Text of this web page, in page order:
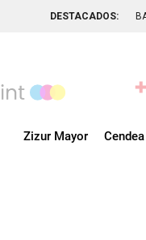
DESTACADOS:
Zizur Mayor